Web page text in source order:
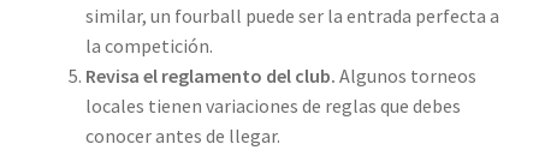
similar, un fourball puede ser la entrada perfecta a
la competición.
Revisa el reglamento del club. Algunos torneos
locales tienen variaciones de reglas que debes
conocer antes de llegar.